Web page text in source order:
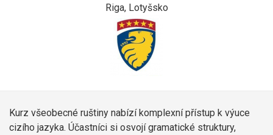
Riga, Lotyšsko
Kurz všeobecné ruštiny nabízí komplexní přístup k výuce
cizího jazyka. Účastníci si osvojí gramatické struktury,